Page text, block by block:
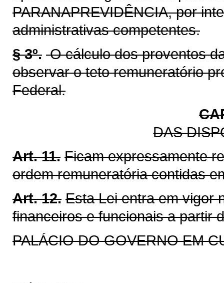
PARANAPREVIDÊNCIA, por
administrativas competentes.
§ 3º. O cálculo dos proventos
observar o teto remuneratório
Federal.
DAS
Art. 11. Ficam expressamente
ordem remuneratória contidas
Art. 12. Esta Lei entra em vigor
financeiros e funcionais a partir
PALÁCIO DO GOVERNO EM